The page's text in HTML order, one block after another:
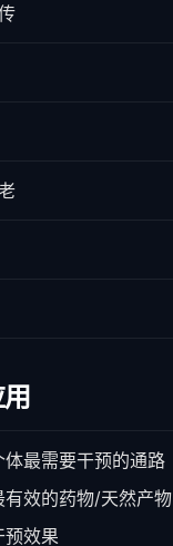
体最需要干预的通路
有效的药物/天然产物
预效果